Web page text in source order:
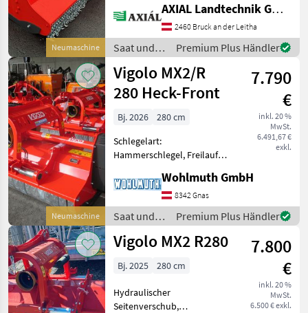
Neumaschine
Freilauf im Getriebe Der
VIGOLO Front-
Heckmulcher MX2 R/280
des Baujahres 2025 ist ein
hochmodernes Mulchger
AXIAL Landtechnik GmbH
2460 Bruck an der Leitha
Saat und
Pflege /
Vigolo
Premium Plus Händler
Neumaschine
Vigolo MX2/R
280 Heck-Front
7.790
€
inkl. 20 %
MwSt.
6.491,67 €
exkl.
Bj. 2026
280 cm
Schlegelart:
Hammerschlegel, Freilauf:
Seitenverschub:
hydraulisch, rückwärtige
Laufwalze Vigolo Häcksler
MX3/R 280 Heck-Front mit
doppeltem Gehäu
Wohlmuth GmbH
8342 Gnas
Saat und
Pflege /
Vigolo
Premium Plus Händler
Vigolo MX2 R280
7.800
€
inkl. 20 %
MwSt.
6.500 € exkl.
Bj. 2025 280 cm
Hydraulischer
Seitenverschub,